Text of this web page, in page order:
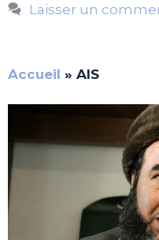
Laisser un
Accueil » AIS